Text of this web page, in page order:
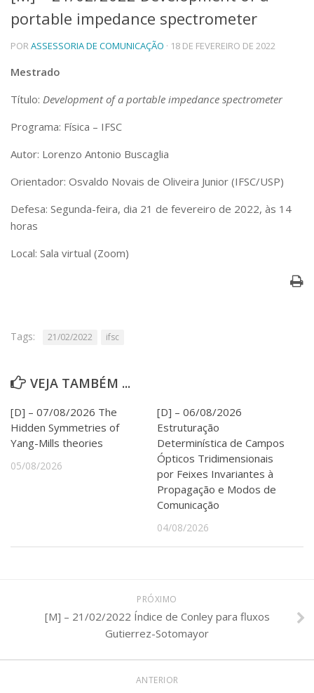
Telefones e Mapas
Pessoas
Ensino
Graduação
Educação a distância
Pesquisa e Inovação
Linhas de Pesquisa
Pós-doutorado
Transferência de Tecnologia
Extensão à Comunidade
Bibliotecas
RH, Administrativo e Financeiro
Comunicação
Assessorias e Mídias
Jornal da USP
portable impedance spectrometer
PORASSESSORIA DE COMUNICAÇÃO · 18 DE FEVEREIRO DE 2022
Mestrado
Título: Development of a portable impedance spectrometer
Programa: Física – IFSC
Autor: Lorenzo Antonio Buscaglia
Orientador: Osvaldo Novais de Oliveira Junior (IFSC/USP)
Defesa: Segunda-feira, dia 21 de fevereiro de 2022, às 14
horas
Local: Sala virtual (Zoom)
Tags: 21/02/2022 ifsc
VEJA TAMBÉM ...
[D] – 07/08/2026 The
Hidden Symmetries of
Yang-Mills theories
05/08/2026
[D] – 06/08/2026
Estruturação
Determinística de Campos
Ópticos Tridimensionais
por Feixes Invariantes à
Propagação e Modos de
Comunicação
04/08/2026
PRÓXIMO
[M] – 21/02/2022 Índice de Conley para fluxos
Gutierrez-Sotomayor
ANTERIOR